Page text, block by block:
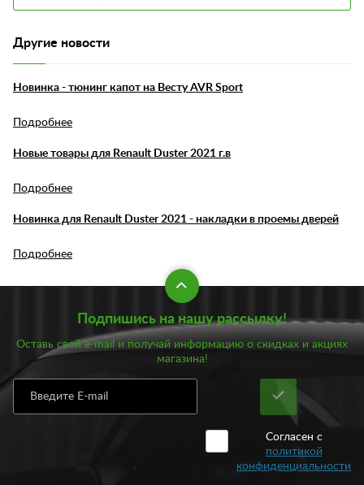
Другие новости
Новинка - тюнинг капот на Весту AVR Sport
Подробнее
Новые товары для Renault Duster 2021 г.в
Подробнее
Новинка для Renault Duster 2021 - накладки в проемы дверей
Подробнее
Подпишись на нашу рассылку!
Оставь свой e-mail и получай информацию о скидках и акциях
магазина!
Согласен с
политикой
конфиденциальности